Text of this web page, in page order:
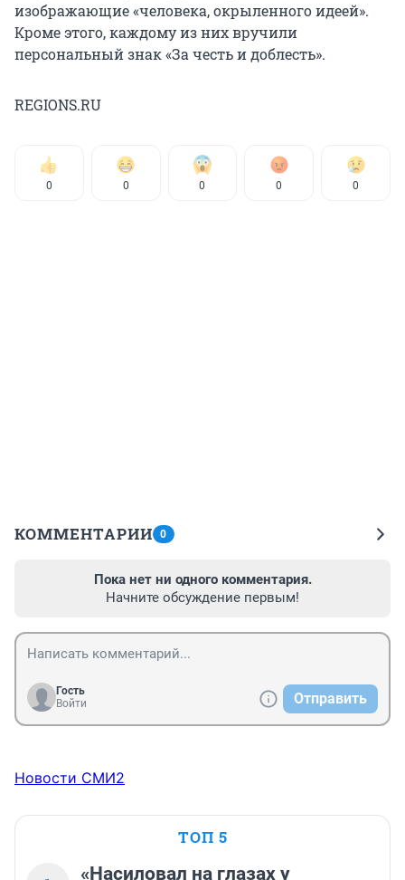
изображающие «человека, окрыленного идеей».
Кроме этого, каждому из них вручили
персональный знак «За честь и доблесть».
REGIONS.RU
0 0 0 0 0
КОММЕНТАРИИ 0
Пока нет ни одного комментария.
Начните обсуждение первым!
Гость
Войти
Отправить
Новости СМИ2
ТОП 5
«Насиловал на глазах у